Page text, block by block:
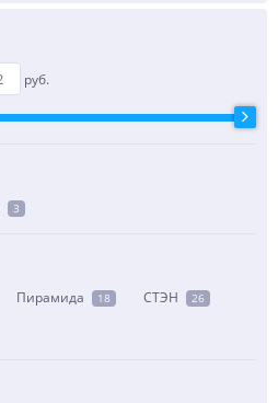
руб.
3
Пирамида 18 СТЭН 26